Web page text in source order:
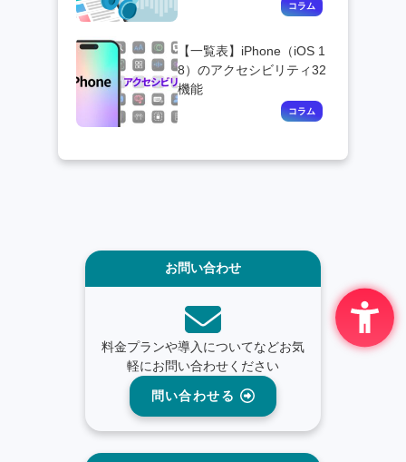
【一覧表】iPhone（iOS 1
8）のアクセシビリティ32
機能
お問い合わせ
料金プランや導入についてなどお気
軽にお問い合わせください
問い合わせる